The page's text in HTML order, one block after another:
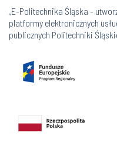
„E-Politechnika Śląska -
platformy elektronicznych
publicznych Politechniki